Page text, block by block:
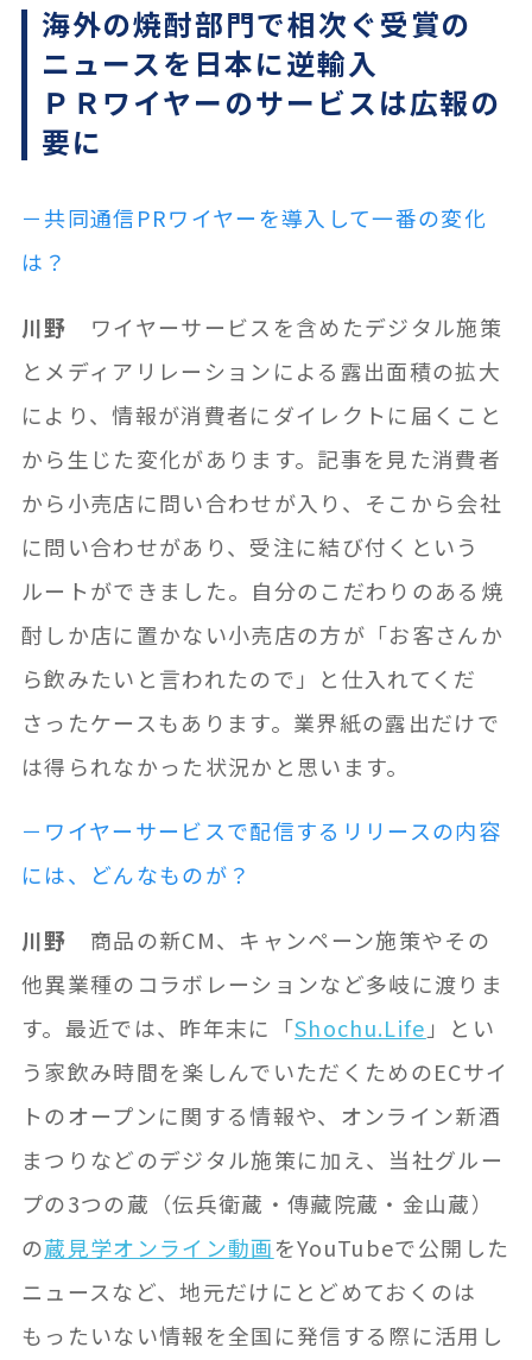
海外の焼酎部門で相次ぐ受賞の
ニュースを日本に逆輸入
ＰＲワイヤーのサービスは広報の
要に
－共同通信PRワイヤーを導入して一番の変化
は？
川野 ワイヤーサービスを含めたデジタル施策
とメディアリレーションによる露出面積の拡大
により、情報が消費者にダイレクトに届くこと
から生じた変化があります。記事を見た消費者
から小売店に問い合わせが入り、そこから会社
に問い合わせがあり、受注に結び付くという
ルートができました。自分のこだわりのある焼
酎しか店に置かない小売店の方が「お客さんか
ら飲みたいと言われたので」と仕入れてくだ
さったケースもあります。業界紙の露出だけで
は得られなかった状況かと思います。
－ワイヤーサービスで配信するリリースの内容
には、どんなものが？
川野 商品の新CM、キャンペーン施策やその
他異業種のコラボレーションなど多岐に渡りま
す。最近では、昨年末に「Shochu.Life」とい
う家飲み時間を楽しんでいただくためのECサイ
トのオープンに関する情報や、オンライン新酒
まつりなどのデジタル施策に加え、当社グルー
プの3つの蔵（伝兵衛蔵・傳藏院蔵・金山蔵）
の蔵見学オンライン動画をYouTubeで公開した
ニュースなど、地元だけにとどめておくのは
もったいない情報を全国に発信する際に活用し